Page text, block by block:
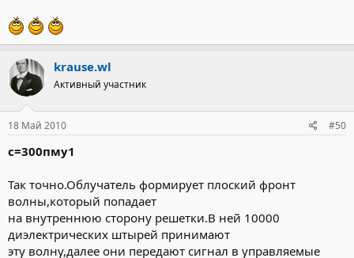
krause.wl
Активный участник
18 Май 2010 #50
с=300пму1
Так точно.Облучатель формирует плоский фронт
волны,который попадает
на внутреннюю сторону решетки.В ней 10000
диэлектрических штырей принимают
эту волну,далее они передают сигнал в управляемые